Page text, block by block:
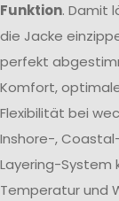
Funktion. Damit
die Jacke
perfekt
Komfort,
Flexibilität bei
Inshore-,
Layering-System
Temperatur und